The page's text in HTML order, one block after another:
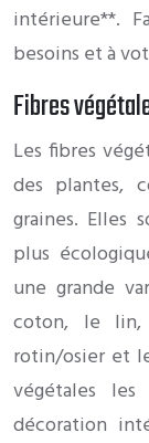
intérieure**.
besoins et à
Fibres
Les fibres
des plantes,
graines. Elles
plus
une grande
coton, le
rotin/osier et
végétales
décoration